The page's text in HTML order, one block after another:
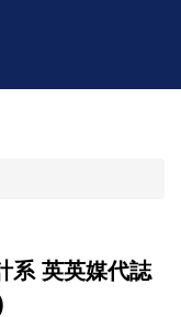
系 英英媒代誌